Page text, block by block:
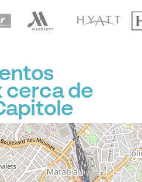
cerca de